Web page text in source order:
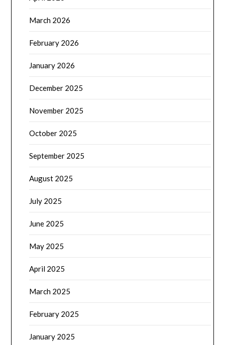
March 2026
February 2026
January 2026
December 2025
November 2025
October 2025
September 2025
August 2025
July 2025
June 2025
May 2025
April 2025
March 2025
February 2025
January 2025